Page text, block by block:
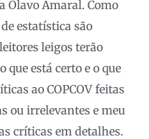
Olavo Amaral. Como
estatística são
leigos terão
está certo e o que
ao COPCOV feitas
ou irrelevantes e meu
críticas em detalhes.